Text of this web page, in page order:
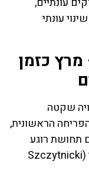
עונתי
מרץ כזמן
שקטה
הראשונית,
תחושת רוגע
שקשה למצוא בקיץ. פארק שצ'יטניצקי (Szczytnicki